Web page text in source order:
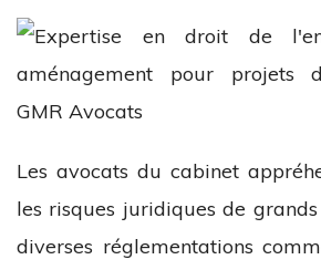
Les avocats du cabinet
les risques juridiques de
diverses réglementations